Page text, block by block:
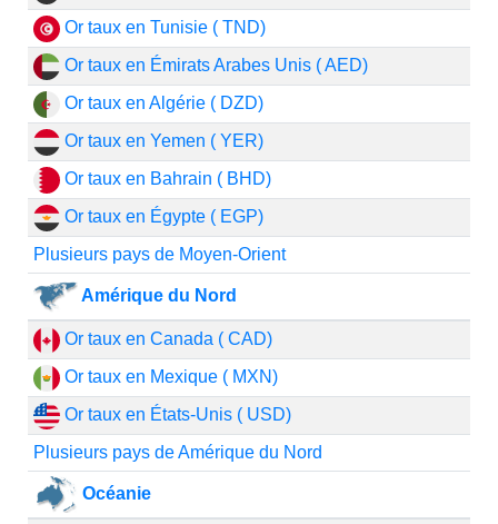
Or taux en Tunisie ( TND)
Or taux en Émirats Arabes Unis ( AED)
Or taux en Algérie ( DZD)
Or taux en Yemen ( YER)
Or taux en Bahrain ( BHD)
Or taux en Égypte ( EGP)
Plusieurs pays de Moyen-Orient
Amérique du Nord
Or taux en Canada ( CAD)
Or taux en Mexique ( MXN)
Or taux en États-Unis ( USD)
Plusieurs pays de Amérique du Nord
Océanie